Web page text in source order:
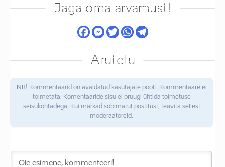
Jaga oma arvamust!
Arutelu
NB! Kommentaarid on avaldatud kasutajate poolt. Kommentaare ei
toimetata. Komentaaride sisu ei pruugi ühtida toimetuse
seisukohtadega. Kui märkad sobimatut postitust, teavita sellest
moderaatoreid.